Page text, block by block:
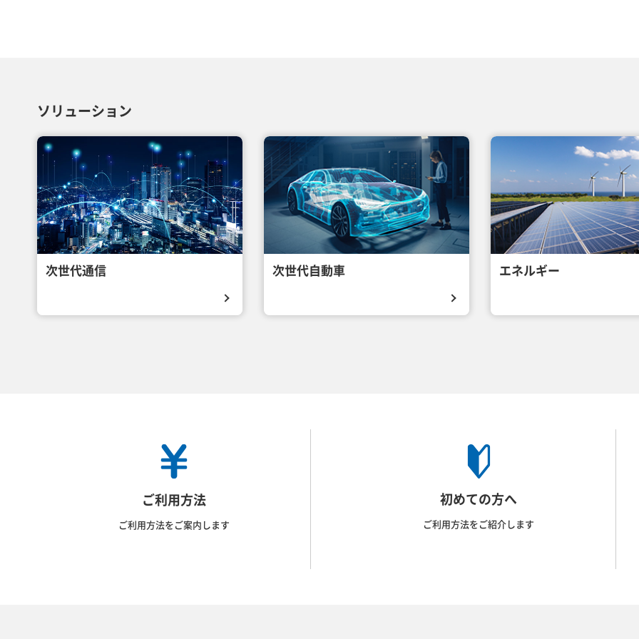
ソリューション
次世代通信 次世代自動車 エネルギー
ご利用方法
ご利用方法をご案内します
初めての方へ
ご利用方法をご紹介します